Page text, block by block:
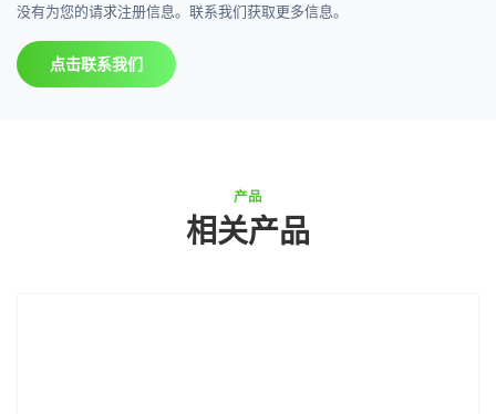
没有为您的请求注册信息。联系我们获取更多信息。
点击联系我们
产品
相关产品